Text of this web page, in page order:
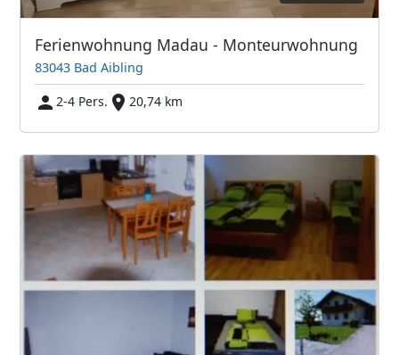
Ferienwohnung Madau - Monteurwohnung
83043 Bad Aibling
2-4 Pers.
20,74 km